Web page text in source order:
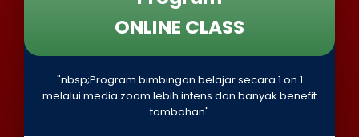
ONLINE CLASS
"nbsp;Program bimbingan belajar secara 1 on 1
melalui media zoom lebih intens dan banyak benefit
tambahan"